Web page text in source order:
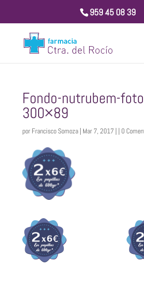
959 45 08 39
Fondo-nutrubem-
300×89
por Francisco Somoza| Mar 7, 2017 | | 0